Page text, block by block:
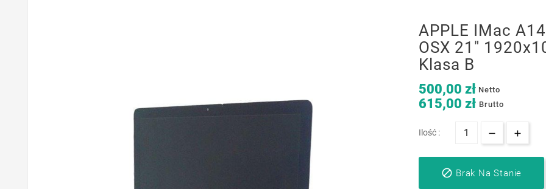
APPLE IMac
OSX 21"
Klasa B
500,00 zł Netto
615,00 zł Brutto
Ilość :
 Brak Na Stanie